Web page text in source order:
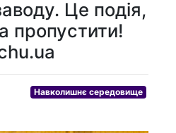
Це подія,
пропустити!
Навколишнє середовище